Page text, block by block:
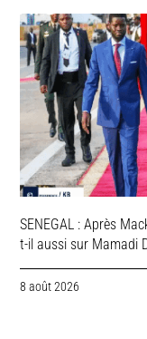
SENEGAL : Après
t-il aussi sur Mamadi
8 août 2026